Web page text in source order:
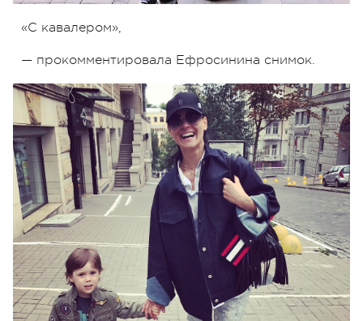
«С кавалером»,
— прокомментировала Ефросинина снимок.